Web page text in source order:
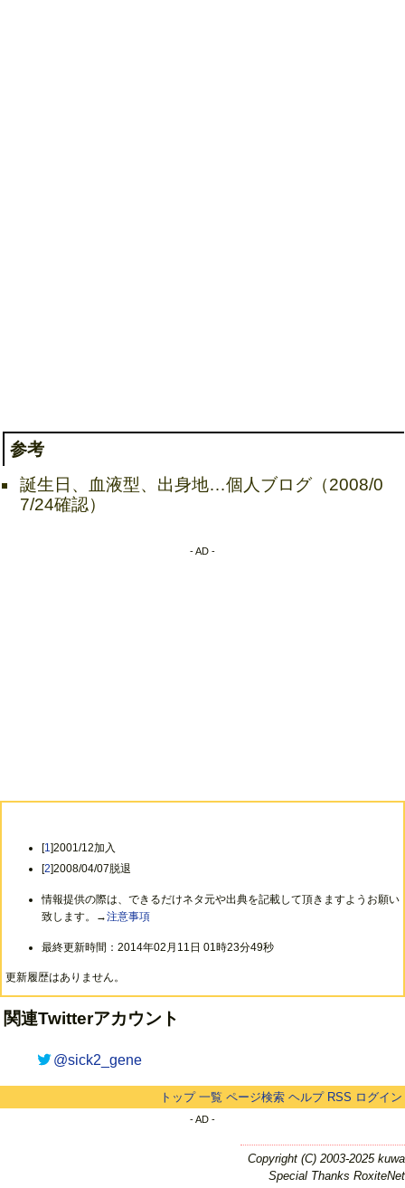
参考
誕生日、血液型、出身地…個人ブログ（2008/0
7/24確認）
- AD -
[1 ]2001/12加入
[2]2008/04/07脱退
情報提供の際は、できるだけネタ元や出典を記載して頂きますようお願い
致します。→注意事項
最終更新時間：2014年02月11日 01時23分49秒
更新履歴はありません。
関連Twitterアカウント
@sick2_gene
トップ 一覧 ページ検索 ヘルプ RSS ログイン
- AD -
Copyright (C) 2003-2025 kuwa
Special Thanks RoxiteNet